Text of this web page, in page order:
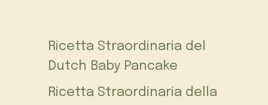
Ricetta Straordinaria del
Dutch Baby Pancake
Ricetta Straordinaria della